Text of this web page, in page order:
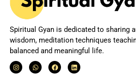
Spiritual Gyan is dedicated to sharing
wisdom, meditation techniques
balanced and meaningful life.